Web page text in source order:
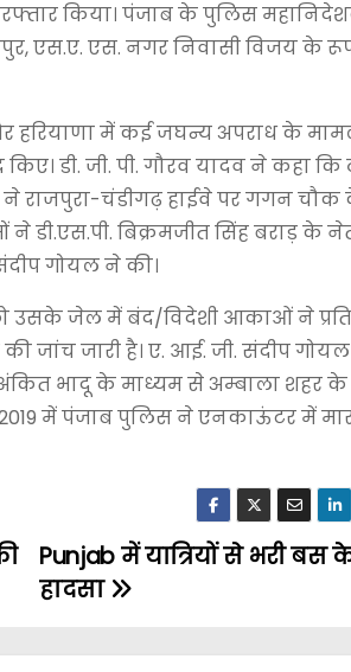
किया। पंजाब के पुलिस
एस.ए. एस. नगर निवासी विजय के
में कई जघन्य अपराध के
डी. जी. पी. गौरव यादव ने कहा
ने राजपुरा-चंडीगढ़ हाईवे पर गगन
ने डी.एस.पी. बिक्रमजीत सिंह बराड़ के
गोयल ने की।
उसके जेल में बंद/विदेशी आकाओं ने
जांच जारी है। ए. आई. जी. संदीप गोयल
भादू के माध्यम से अम्बाला शहर के
में पंजाब पुलिस ने एनकाऊंटर में मार
Punjab में यात्रियों से भरी बस
हादसा